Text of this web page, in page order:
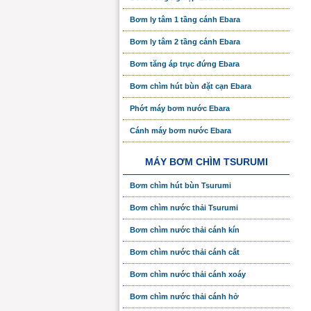
Bơm ly tâm 1 tầng cánh Ebara
Bơm ly tâm 2 tầng cánh Ebara
Bơm tăng áp trục đứng Ebara
Bơm chìm hút bùn đặt cạn Ebara
Phớt máy bơm nước Ebara
Cánh máy bơm nước Ebara
MÁY BƠM CHÌM TSURUMI
Bơm chìm hút bùn Tsurumi
Bơm chìm nước thải Tsurumi
Bơm chìm nước thải cánh kín
Bơm chìm nước thải cánh cắt
Bơm chìm nước thải cánh xoáy
Bơm chìm nước thải cánh hở